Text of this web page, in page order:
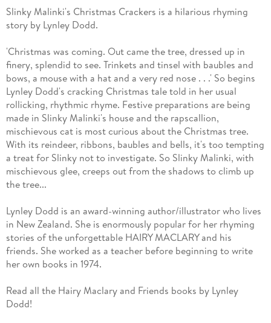
Slinky Malinki's Christmas Crackers is a hilarious rhyming
story by Lynley Dodd.
'Christmas was coming. Out came the tree, dressed up in
finery, splendid to see. Trinkets and tinsel with baubles and
bows, a mouse with a hat and a very red nose . . .' So begins
Lynley Dodd's cracking Christmas tale told in her usual
rollicking, rhythmic rhyme. Festive preparations are being
made in Slinky Malinki's house and the rapscallion,
mischievous cat is most curious about the Christmas tree.
With its reindeer, ribbons, baubles and bells, it's too tempting
a treat for Slinky not to investigate. So Slinky Malinki, with
mischievous glee, creeps out from the shadows to climb up
the tree...
Lynley Dodd is an award-winning author/illustrator who lives
in New Zealand. She is enormously popular for her rhyming
stories of the unforgettable HAIRY MACLARY and his
friends. She worked as a teacher before beginning to write
her own books in 1974.
Read all the Hairy Maclary and Friends books by Lynley
Dodd!